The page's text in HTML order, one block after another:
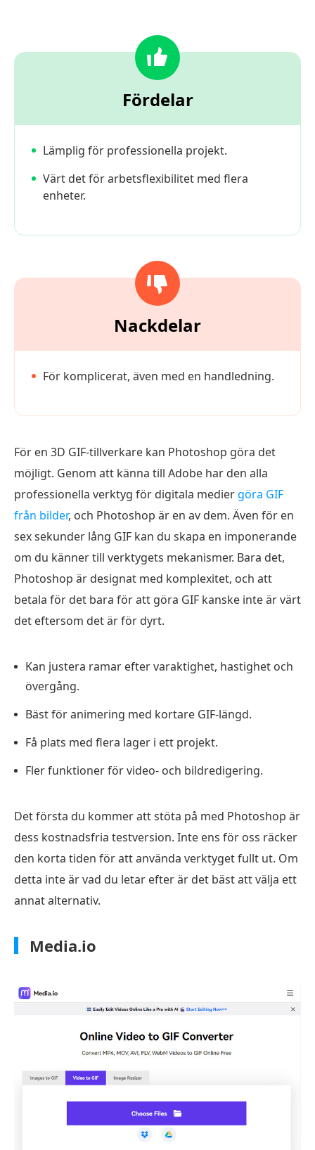
Fördelar
Lämplig för professionella projekt.
Värt det för arbetsflexibilitet med flera
enheter.
Nackdelar
För komplicerat, även med en handledning.
För en 3D GIF-tillverkare kan Photoshop göra det
möjligt. Genom att känna till Adobe har den alla
professionella verktyg för digitala mediergöra GIF
från bilder, och Photoshop är en av dem. Även för en
sex sekunder lång GIF kan du skapa en imponerande
om du känner till verktygets mekanismer. Bara det,
Photoshop är designat med komplexitet, och att
betala för det bara för att göra GIF kanske inte är värt
det eftersom det är för dyrt.
Kan justera ramar efter varaktighet, hastighet och
övergång.
Bäst för animering med kortare GIF-längd.
Få plats med flera lager i ett projekt.
Fler funktioner för video- och bildredigering.
Det första du kommer att stöta på med Photoshop är
dess kostnadsfria testversion. Inte ens för oss räcker
den korta tiden för att använda verktyget fullt ut. Om
detta inte är vad du letar efter är det bäst att välja ett
annat alternativ.
Media.io